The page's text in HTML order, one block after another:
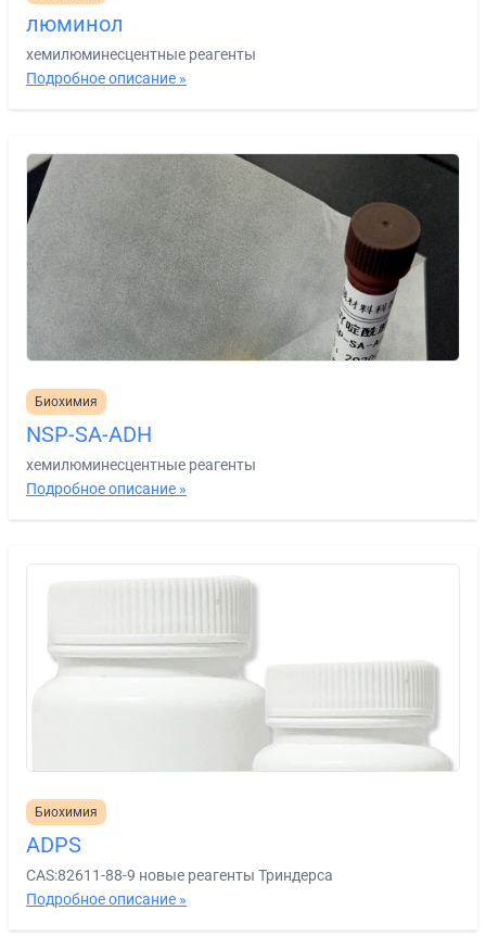
люминол
хемилюминесцентные реагенты
Подробное описание »
Биохимия
NSP-SA-ADH
хемилюминесцентные реагенты
Подробное описание »
Биохимия
ADPS
CAS:82611-88-9 новые реагенты Триндерса
Подробное описание »